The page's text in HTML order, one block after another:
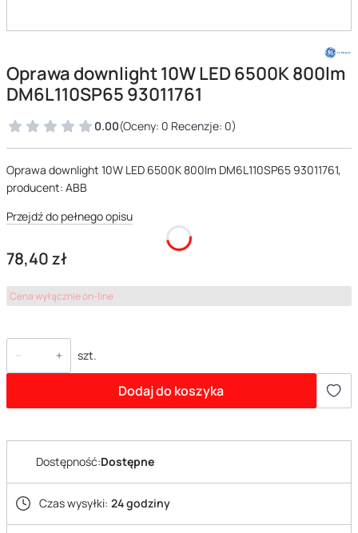
Oprawa downlight 10W LED 6500K 800lm
DM6L110SP65 93011761
0.00(Oceny: 0 Recenzje: 0)
Oprawa downlight 10W LED 6500K 800lm DM6L110SP65 93011761,
producent: ABB
Przejdź do pełnego opisu
Cena
78,40 zł
Cena wyłącznie on-line
szt.
Dodaj do koszyka
Dostępność:Dostępne
Czas wysyłki: 24 godziny